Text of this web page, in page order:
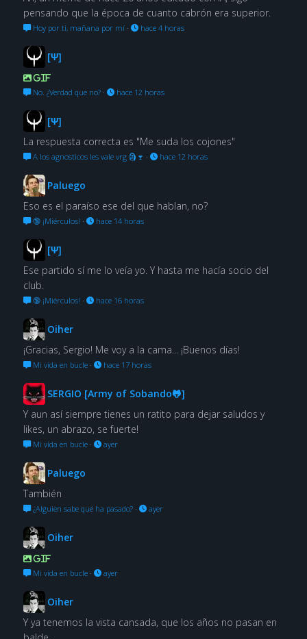
pensando que la época de cuanto cabrón era superior.
Hoy por ti, mañana por mí· hace 4 horas
[Ψ]
GIF
No. ¿Verdad que no?· hace 12 horas
[Ψ]
La respuesta correcta es "Me suda los cojones"
A los agnosticos les vale vrg 🗿🍷 · hace 12 horas
Paluego
Eso es el paraíso ese del que hablan, no?
🔞 ¡Miérculos! · hace 14 horas
[Ψ]
Ese partido sí me lo veía yo. Y hasta me hacía socio del
club.
🔞 ¡Miérculos! · hace 16 horas
Oiher
¡Gracias, Sergio! Me voy a la cama... ¡Buenos días!
Mi vida en bucle· hace 17 horas
SERGIO [Army of Sobando🐸]
Y aun así siempre tienes un ratito para dejar saludos y
likes, un abrazo, se fuerte!
Mi vida en bucle· ayer
Paluego
También
¿Alguien sabe qué ha pasado?· ayer
Oiher
GIF
Mi vida en bucle· ayer
Oiher
Y ya tenemos la vista cansada, que los años no pasan en